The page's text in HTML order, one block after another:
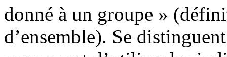
donné à un groupe »
d’ensemble). Se